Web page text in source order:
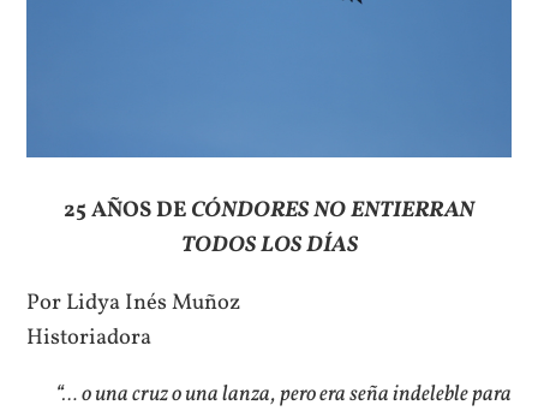
25 AÑOS DECÓNDORES NO ENTIERRAN
TODOS LOS DÍAS
Por Lidya Inés Muñoz
Historiadora
“… o una cruz o una lanza, pero era seña indeleble para